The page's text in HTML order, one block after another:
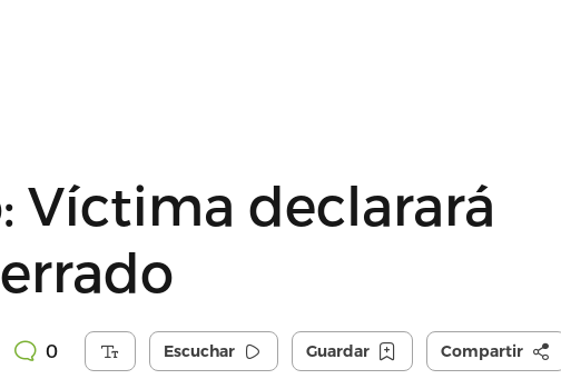
Víctima declarará
0 Escuchar Guardar Compartir